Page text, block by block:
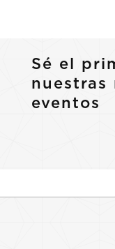
Sé el
nuestras
eventos